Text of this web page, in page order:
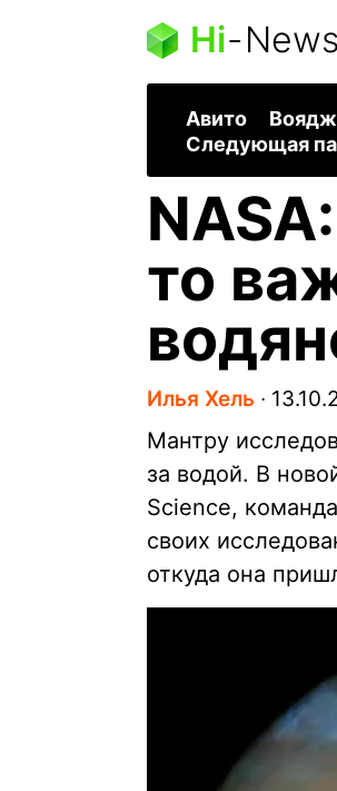
Hi-
Авито
Следующая
то
Илья Хель ∙
Мантру
за водой. В
Science,
своих
откуда она